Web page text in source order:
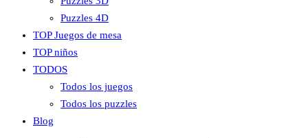
Puzzles 4D
TOP Juegos de mesa
TOP niños
TODOS
Todos los juegos
Todos los puzzles
Blog